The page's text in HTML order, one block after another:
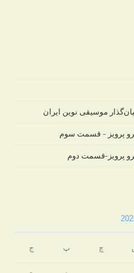
موسیقی نوین ایران
پرویز – قسمت سوم
پرویز-قسمت دوم
چ پ ج